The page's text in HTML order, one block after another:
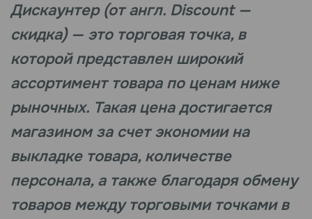
Дискаунтер (от англ. Discount —
скидка) — это торговая точка, в
которой представлен широкий
ассортимент товара по ценам ниже
рыночных. Такая цена достигается
магазином за счет экономии на
выкладке товара, количестве
персонала, а также благодаря обмену
товаров между торговыми точками в